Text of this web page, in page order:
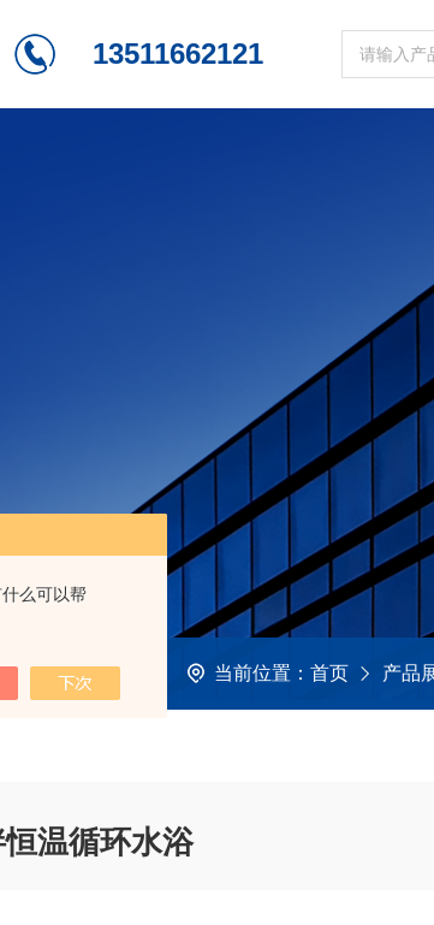
么可以帮
13511662121
当前位置： 首页 产品
温循环水浴